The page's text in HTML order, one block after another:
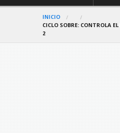
INICIO
CICLO SOBRE: CONTROLA
2